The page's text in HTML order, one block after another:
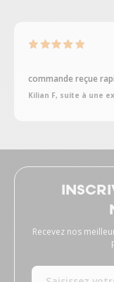
commande reçue
Kilian F, suite à une
Recevez nos